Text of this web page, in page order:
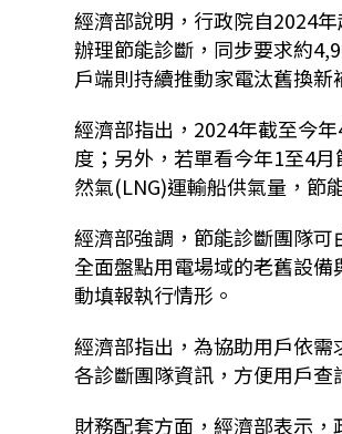
經濟部說明，行政院自2024
辦理節能診斷，同步要求約
戶端則持續推動家電汰舊換新
經濟部指出，2024年截至今
度；另外，若單看今年1至4
然氣(LNG)運輸船供氣量，節
經濟部強調，節能診斷團隊
全面盤點用電場域的老舊設
動填報執行情形。
經濟部指出，為協助用戶依
各診斷團隊資訊，方便用戶查
財務配套方面，經濟部表示